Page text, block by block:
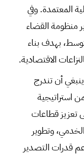
المعتمدة. وفي
منظومة القضاء
بهدف بناء
الاقتصادية.
أن تندرج
استراتيجية
تعزيز قطاعات
وتطوير
قدرات التصدير